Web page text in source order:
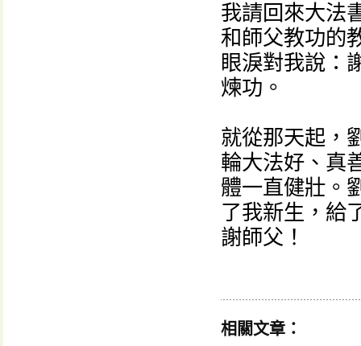
我請回來大法
和師父教功的
眼淚對我說：
煉功。
就從那天起，
輪大法好、真
體一直健壯。
了我新生，給
謝師父！
相關文章：